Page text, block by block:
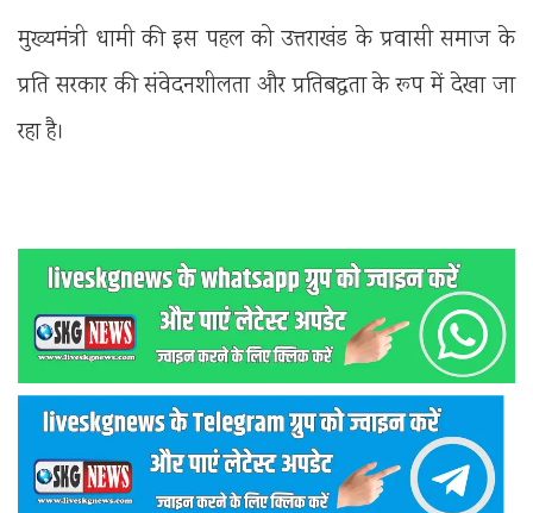
मुख्यमंत्री धामी की इस पहल को उत्तराखंड के प्रवासी समाज के
प्रति सरकार की संवेदनशीलता और प्रतिबद्धता के रूप में देखा जा
रहा है।